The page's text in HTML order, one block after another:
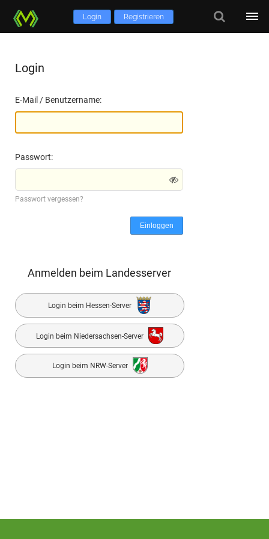
Login Registrieren
Login
E-Mail / Benutzername:
Passwort:
Passwort vergessen?
Anmelden beim Landesserver
Login beim Hessen-Server
Login beim Niedersachsen-Server
Login beim NRW-Server